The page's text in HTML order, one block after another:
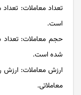
تعداد معاملات:
است.
حجم معاملات: تعداد
شده است.
ارزش معاملات: ارزش
معاملاتی.